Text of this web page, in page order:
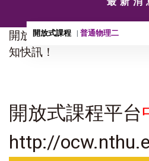
開放式課程 普通物理二
開放式課程、磨課師與高
知快訊！
開放式課程平台
http://